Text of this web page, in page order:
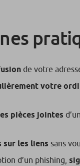
de votre
votre
pièces jointes
sur les liens sans
d’un phishing,